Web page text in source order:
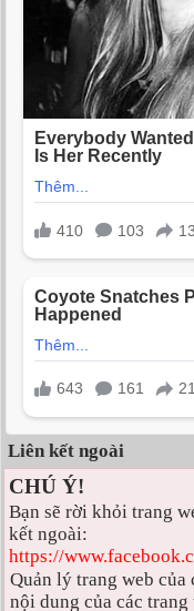
Liên kết ngoài
CHÚ Ý!
Bạn sẽ rời khỏi trang
kết ngoài:
https://
Quản lý trang web
nội dung của các trang